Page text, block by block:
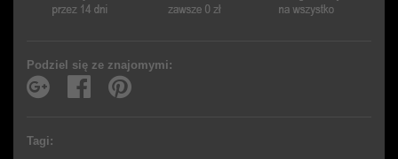
Podziel się ze znajomymi:
Tagi: